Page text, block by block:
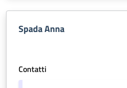
Spada Anna
Contatti